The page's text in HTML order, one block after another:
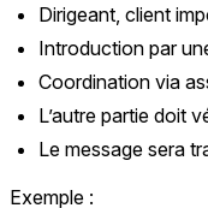
Dirigeant, client
Introduction par
Coordination via
L’autre partie doit
Le message sera
Exemple :